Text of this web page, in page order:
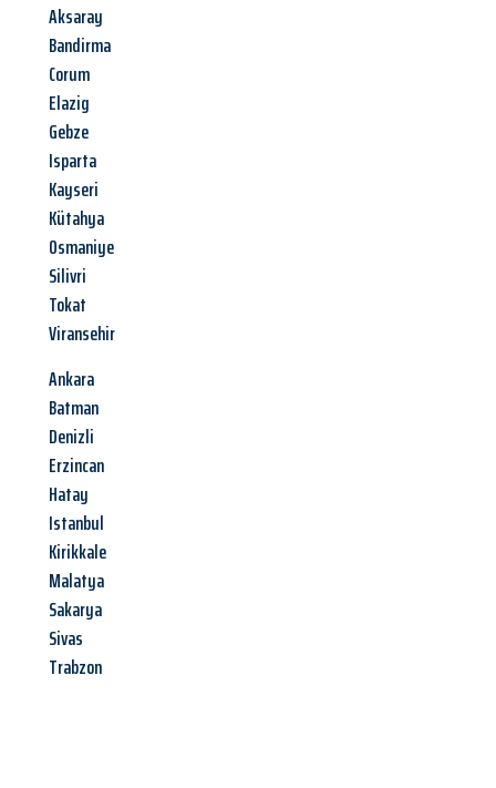
Aksaray
Bandirma
Corum
Elazig
Gebze
Isparta
Kayseri
Kütahya
Osmaniye
Silivri
Tokat
Viransehir
Ankara
Batman
Denizli
Erzincan
Hatay
Istanbul
Kirikkale
Malatya
Sakarya
Sivas
Trabzon